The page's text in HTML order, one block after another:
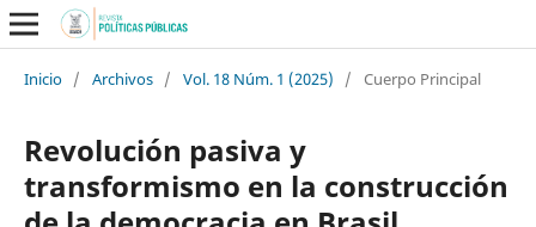
Inicio / Archivos / Vol. 18 Núm. 1 (2025) / Cuerpo Principal
Revolución pasiva y
transformismo en la construcción